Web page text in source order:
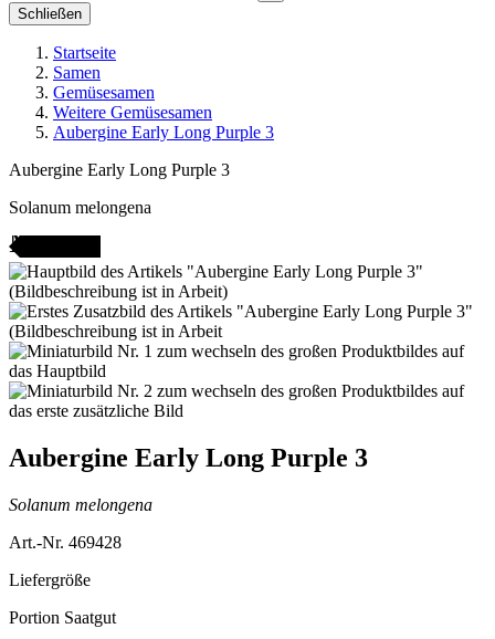
Schließen
Startseite
Samen
Gemüsesamen
Weitere Gemüsesamen
Aubergine Early Long Purple 3
Aubergine Early Long Purple 3
Solanum melongena
Aubergine Early Long Purple 3
Solanum melongena
Art.-Nr. 469428
Liefergröße
Portion Saatgut